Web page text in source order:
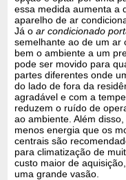
essa medida aumenta a
aparelho de ar
Já oar condicionado
semelhante ao de um ar
bem o ambiente a um
pode ser movido para
partes diferentes onde
do lado de fora da
agradável e com a
reduzem o ruído de
ao ambiente. Além
menos energia que os
centrais são
para climatização de
custo maior de
uma grande vasão.